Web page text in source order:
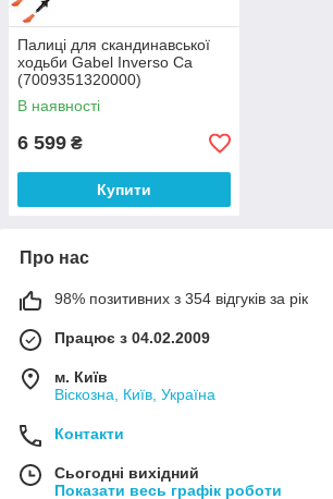
Палиці для скандинавської
ходьби Gabel Inverso Ca
(7009351320000)
В наявності
6 599 ₴
Купити
Про нас
98% позитивних з 354 відгуків за рік
Працює з 04.02.2009
м. Київ
Віскозна, Київ, Україна
Контакти
Сьогодні вихідний
Показати весь графік роботи